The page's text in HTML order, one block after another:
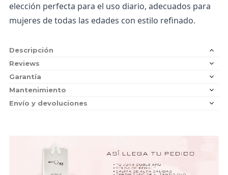
elección perfecta para el uso diario, adecuados para
mujeres de todas las edades con estilo refinado.
Descripción
Reviews
Garantía
Mantenimiento
Envío y devoluciones